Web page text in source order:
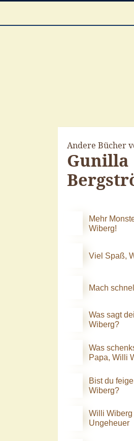
Andere Bücher
Gunilla
Mehr
Wiberg!
Viel Spaß,
Mach
Was sagt
Wiberg?
Was
Papa, Willi
Bist du
Wiberg?
Willi
Ungeheuer